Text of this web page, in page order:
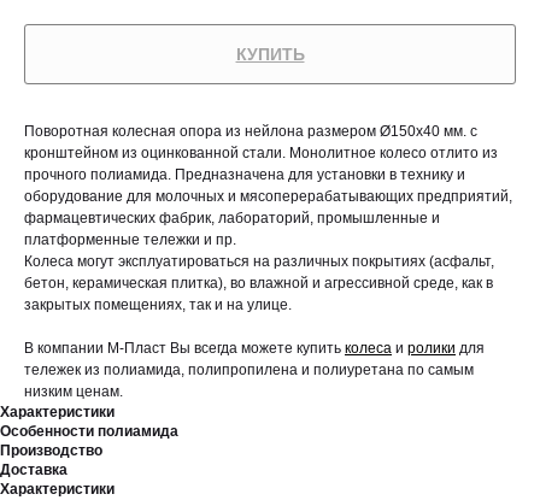
КУПИТЬ
Поворотная колесная опора из нейлона размером Ø150х40 мм. с
кронштейном из оцинкованной стали. Монолитное колесо отлито из
прочного полиамида. Предназначена для установки в технику и
оборудование для молочных и мясоперерабатывающих предприятий,
фармацевтических фабрик, лабораторий, промышленные и
платформенные тележки и пр.
Колеса могут эксплуатироваться на различных покрытиях (асфальт,
бетон, керамическая плитка), во влажной и агрессивной среде, как в
закрытых помещениях, так и на улице.
В компании М-Пласт Вы всегда можете купить колеса и ролики для
тележек из полиамида, полипропилена и полиуретана по самым
низким ценам.
Характеристики
Особенности полиамида
Производство
Доставка
Характеристики